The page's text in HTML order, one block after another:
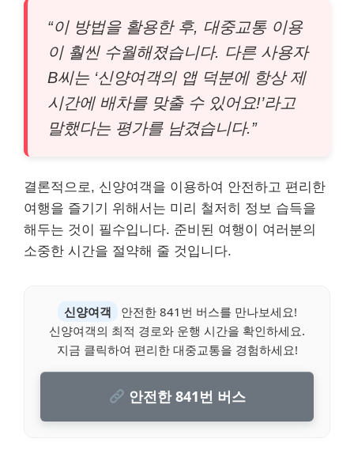
“이 방법을 활용한 후, 대중교통 이용
이 훨씬 수월해졌습니다. 다른 사용자
B씨는 ‘신양여객의 앱 덕분에 항상 제
시간에 배차를 맞출 수 있어요!’라고
말했다는 평가를 남겼습니다.”
결론적으로, 신양여객을 이용하여 안전하고 편리한
여행을 즐기기 위해서는 미리 철저히 정보 습득을
해두는 것이 필수입니다. 준비된 여행이 여러분의
소중한 시간을 절약해 줄 것입니다.
신양여객
안전한 841번 버스를 만나보세요!
신양여객의 최적 경로와 운행 시간을 확인하세요.
지금 클릭하여 편리한 대중교통을 경험하세요!
안전한 841번 버스